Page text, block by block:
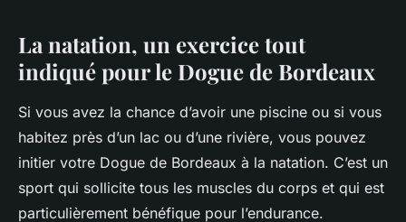
La natation, un exercice tout
indiqué pour le Dogue de Bordeaux
Si vous avez la chance d’avoir une piscine ou si vous
habitez près d’un lac ou d’une rivière, vous pouvez
initier votre Dogue de Bordeaux à la natation. C’est un
sport qui sollicite tous les muscles du corps et qui est
particulièrement bénéfique pour l’endurance.